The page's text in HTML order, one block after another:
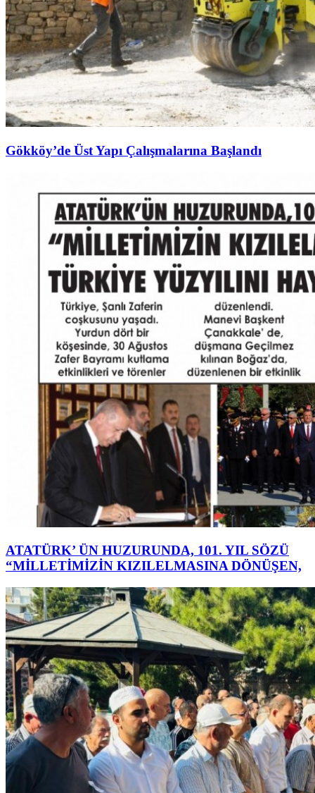
Gökköy’de Üst Yapı Çalışmalarına Başlandı
ATATÜRK’ ÜN HUZURUNDA, 101. YIL SÖZÜ
“MİLLETİMİZİN KIZILELMASINA DÖNÜŞEN,